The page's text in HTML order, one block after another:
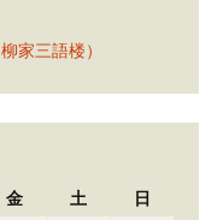
家三語楼）
金 土 日